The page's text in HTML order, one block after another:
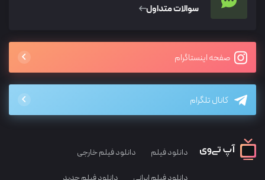
سوالات متداول
صفحه اینستاگرام
کانال تلگرام
دانلود فیلم دانلود فیلم خارجی